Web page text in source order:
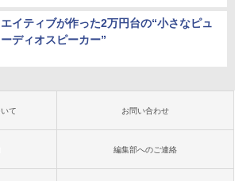
イティブが作った2万円台の“小さなピュ
ディオスピーカー”
て お問い合わせ
編集部へのご連絡